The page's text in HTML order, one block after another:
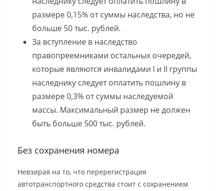
размере 0,15% от суммы наследства, но не
больше 50 тыс. рублей.
За вступление в наследство
правопреемниками остальных очередей,
которые являются инвалидами I и II группы
наследнику следует оплатить пошлину в
размере 0,3% от суммы наследуемой
массы. Максимальный размер не должен
быть больше 500 тыс. рублей.
Без сохранения номера
Невзирая на то, что перерегистрация
автотранспортного средства стоит с сохранением